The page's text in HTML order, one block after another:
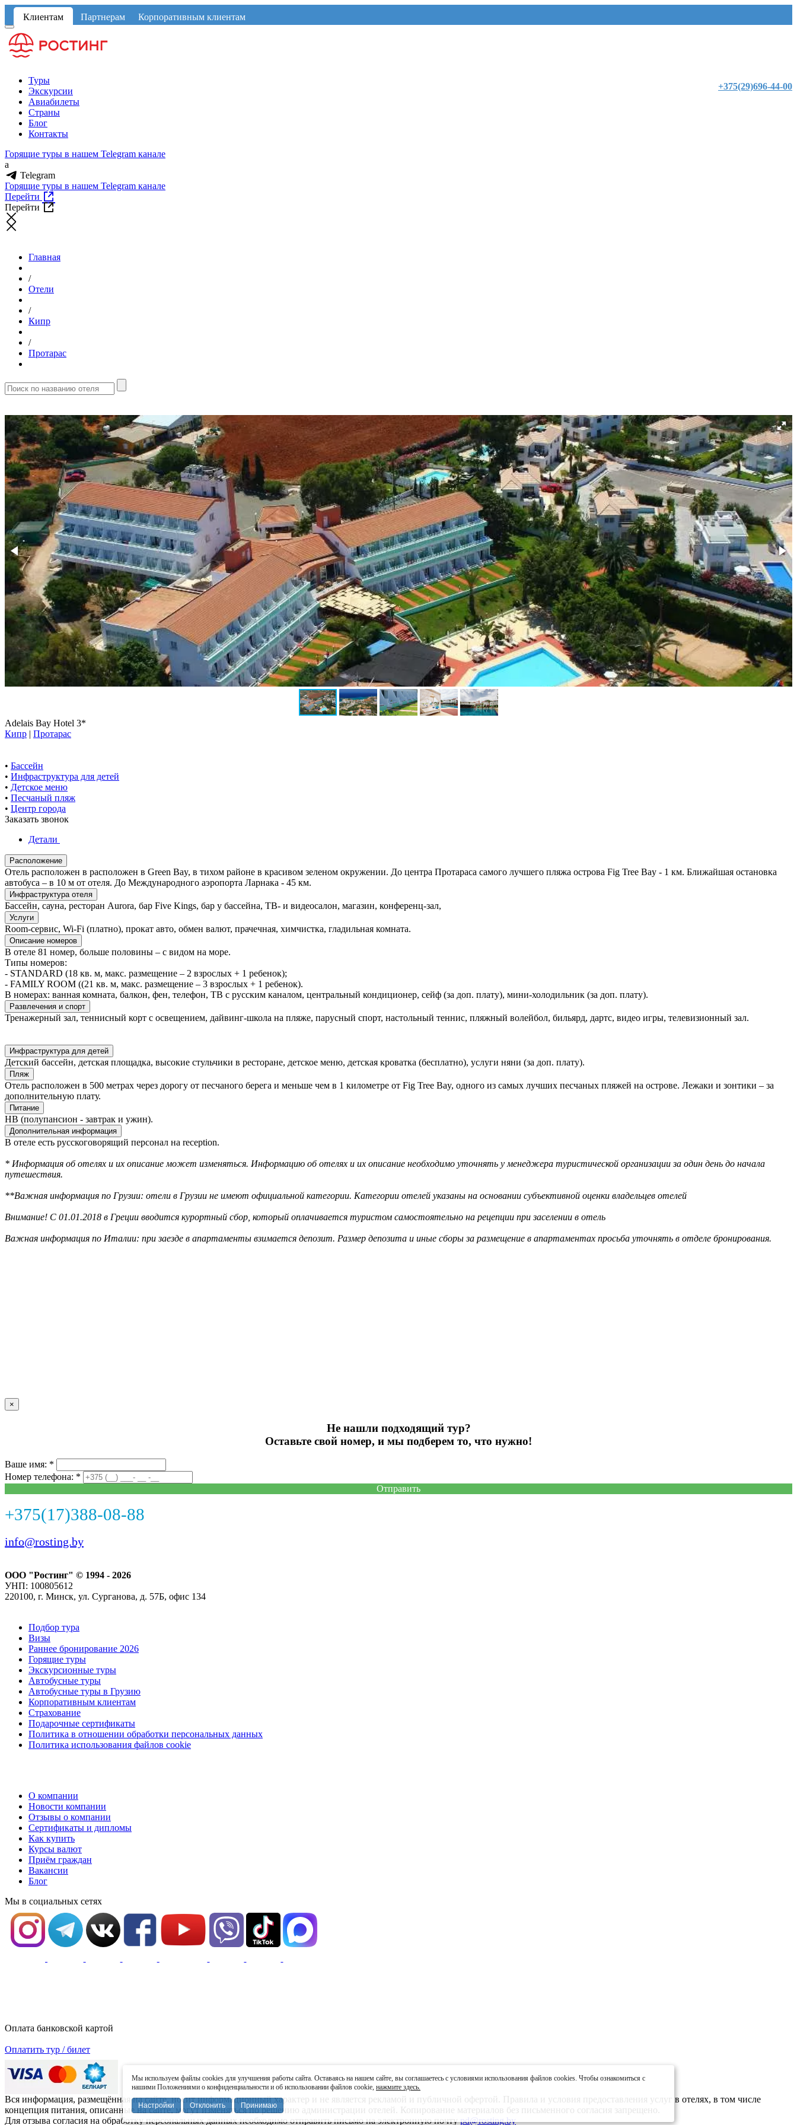
Мы используем файлы cookies для улучшения работы сайта. Оставаясь на нашем сайте, вы соглашаетесь с условиями использования файлов cookies. Чтобы ознакомиться с
нашими Положениями о конфиденциальности и об использовании файлов cookie, нажмите здесь.
Настройки Отклонить Принимаю
Клиентам Партнерам Корпоративным клиентам
+375(29)696-44-00
Туры
Экскурсии
Авиабилеты
Страны
Блог
Контакты
Горящие туры в нашем Telegram канале
a
Telegram
Горящие туры в нашем Telegram канале
Перейти
Перейти
Главная
/
Отели
/
Кипр
/
Протарас
Adelais Bay Hotel 3*
Кипр | Протарас
• Бассейн
• Инфраструктура для детей
• Детское меню
• Песчаный пляж
• Центр города
Заказать звонок
Детали
Расположение
Отель расположен в расположен в Green Bay, в тихом районе в красивом зеленом окружении. До центра Протараса самого лучшего пляжа острова Fig Tree Bay - 1 км. Ближайшая остановка
автобуса – в 10 м от отеля. До Международного аэропорта Ларнака - 45 км.
Инфраструктура отеля
Бассейн, сауна, ресторан Aurora, бар Five Kings, бар у бассейна, ТВ- и видеосалон, магазин, конференц-зал,
Услуги
Room-сервис, Wi-Fi (платно), прокат авто, обмен валют, прачечная, химчистка, гладильная комната.
Описание номеров
В отеле 81 номер, больше половины – с видом на море.
Типы номеров:
- STANDARD (18 кв. м, макс. размещение – 2 взрослых + 1 ребенок);
- FAMILY ROOM ((21 кв. м, макс. размещение – 3 взрослых + 1 ребенок).
В номерах: ванная комната, балкон, фен, телефон, ТВ с русским каналом, центральный кондиционер, сейф (за доп. плату), мини-холодильник (за доп. плату).
Развлечения и спорт
Тренажерный зал, теннисный корт с освещением, дайвинг-школа на пляже, парусный спорт, настольный теннис, пляжный волейбол, бильярд, дартс, видео игры, телевизионный зал.
Инфраструктура для детей
Детский бассейн, детская площадка, высокие стульчики в ресторане, детское меню, детская кроватка (бесплатно), услуги няни (за доп. плату).
Пляж
Отель расположен в 500 метрах через дорогу от песчаного берега и меньше чем в 1 километре от Fig Tree Bay, одного из самых лучших песчаных пляжей на острове. Лежаки и зонтики – за
дополнительную плату.
Питание
HB (полупансион - завтрак и ужин).
Дополнительная информация
В отеле есть русскоговорящий персонал на reception.
* Информация об отелях и их описание может изменяться. Информацию об отелях и их описание необходимо уточнять у менеджера туристической организации за один день до начала
путешествия.
**Важная информация по Грузии: отели в Грузии не имеют официальной категории. Категории отелей указаны на основании субъективной оценки владельцев отелей
Внимание! С 01.01.2018 в Греции вводится курортный сбор, который оплачивается туристом самостоятельно на рецепции при заселении в отель
Важная информация по Италии: при заезде в апартаменты взимается депозит. Размер депозита и иные сборы за размещение в апартаментах просьба уточнять в отделе бронирования.
×
Не нашли подходящий тур?
Оставьте свой номер, и мы подберем то, что нужно!
Ваше имя: *
Номер телефона: *
Отправить
+375(17)388-08-88
info@rosting.by
ООО "Ростинг" © 1994 - 2026
УНП: 100805612
220100, г. Минск, ул. Сурганова, д. 57Б, офис 134
Подбор тура
Визы
Раннее бронирование 2026
Горящие туры
Экскурсионные туры
Автобусные туры
Автобусные туры в Грузию
Корпоративным клиентам
Страхование
Подарочные сертификаты
Политика в отношении обработки персональных данных
Политика использования файлов cookie
О компании
Новости компании
Отзывы о компании
Сертификаты и дипломы
Как купить
Курсы валют
Приём граждан
Вакансии
Блог
Мы в социальных сетях
Оплата банковской картой
Оплатить тур / билет
Вся информация, размещённая на сайте, носит информационный характер и не является рекламой и публичной офертой. Правила и условия предоставления услуг в отелях, в том числе
концепция питания, описанные на сайте, могут изменяться по решению администрации отелей. Копирование материалов без письменного согласия запрещено.
Для отзыва согласия на обработку персональных данных необходимо отправить письмо на электронную почтуpd@rosting.by